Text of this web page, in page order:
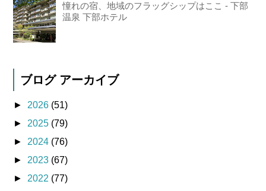
憧れの宿、地域のフラッグシップはここ - 下部
温泉 下部ホテル
ブログ アーカイブ
► 2026 (51)
► 2025 (79)
► 2024 (76)
► 2023 (67)
► 2022 (77)